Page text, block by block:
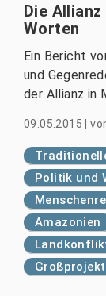
Die
Worten
Ein Bericht
und
der Allianz in
09.05.2015 |
Politik und
Amazonien